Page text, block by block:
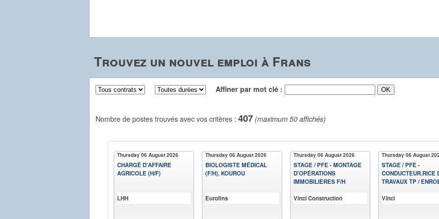
Trouvez un nouvel emploi à Frans
Affiner par mot clé :
Nombre de postes trouvés avec vos critères : 407 (maximum 50 affichés)
Thursday 06 August 2026
CHARGÉ D'AFFAIRE
AGRICOLE (H/F)
LHH
Thursday 06 August 2026
BIOLOGISTE MÉDICAL
(F/H), KOUROU
Eurofins
Thursday 06 August 2026
STAGE / PFE - MONTAGE
D'OPÉRATIONS
IMMOBILIÈRES F/H
Vinci Construction
Thursday 06 August
STAGE / PFE -
CONDUCTEUR.RICE
TRAVAUX TP /
Vinci